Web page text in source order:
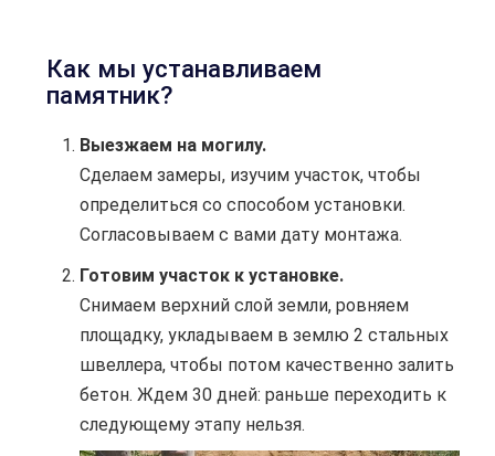
Как мы устанавливаем
памятник?
Выезжаем на могилу.
Сделаем замеры, изучим участок, чтобы
определиться со способом установки.
Согласовываем с вами дату монтажа.
Готовим участок к установке.
Снимаем верхний слой земли, ровняем
площадку, укладываем в землю 2 стальных
швеллера, чтобы потом качественно залить
бетон. Ждем 30 дней: раньше переходить к
следующему этапу нельзя.